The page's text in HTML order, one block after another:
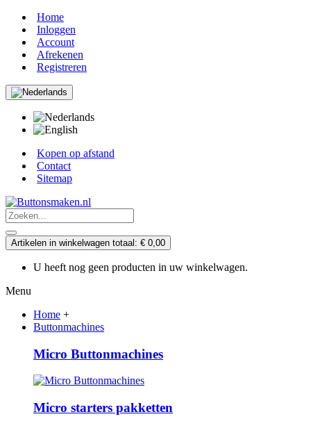
Home
Inloggen
Account
Afrekenen
Registreren
Kopen op afstand
Contact
Sitemap
Artikelen in winkelwagen totaal: € 0,00
U heeft nog geen producten in uw winkelwagen.
Menu
Home +
Buttonmachines
Micro Buttonmachines
Micro starters pakketten